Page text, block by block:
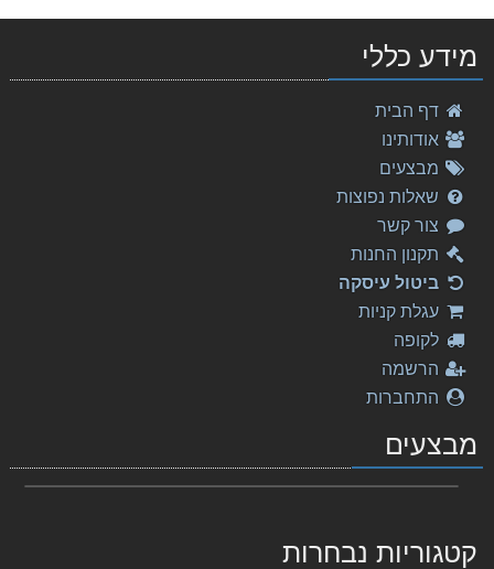
מידע כללי
דף הבית
אודותינו
מבצעים
שאלות נפוצות
צור קשר
תקנון החנות
ביטול עיסקה
עגלת קניות
לקופה
הרשמה
התחברות
מבצעים
קטגוריות נבחרות